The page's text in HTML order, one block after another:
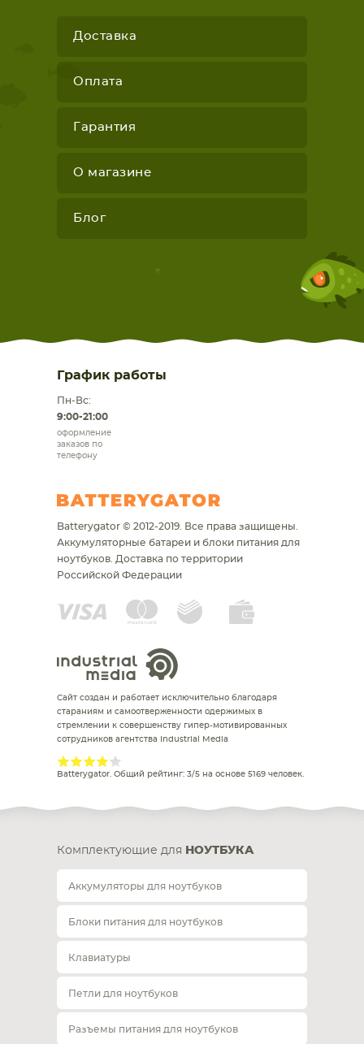
Доставка
Оплата
Гарантия
О магазине
Блог
График работы
Пн-Вс:
9:00-21:00
оформление
заказов по
телефону
Batterygator © 2012-2019. Все права защищены.
Аккумуляторные батареи и блоки питания для
ноутбуков. Доставка по территории
Российской Федерации
Сайт создан и работает исключительно благодаря
стараниям и самоотверженности одержимых в
стремлении к совершенству гипер-мотивированных
сотрудников агентства Industrial Media
Batterygator. Общий рейтинг: 3/5 на основе 5169 человек.
Комплектующие для НОУТБУКА
Аккумуляторы для ноутбуков
Блоки питания для ноутбуков
Клавиатуры
Петли для ноутбуков
Разъемы питания для ноутбуков